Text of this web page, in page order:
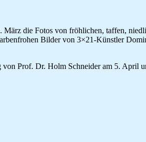
März die Fotos von fröhlichen, taffen,
Bilder von 3×21-Künstler
von Prof. Dr. Holm Schneider am 5. April